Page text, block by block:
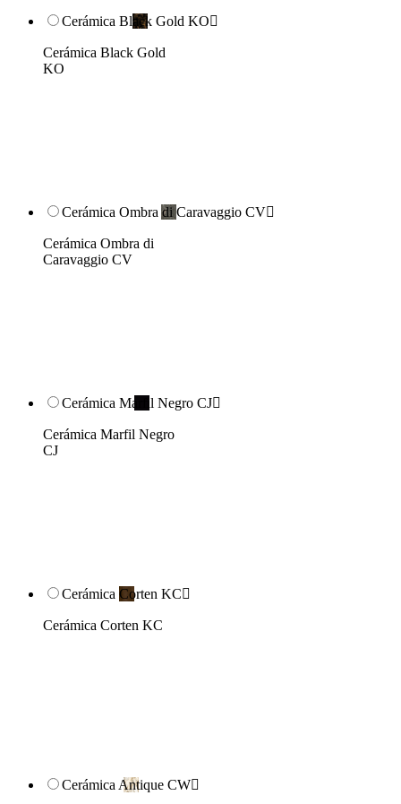
Cerámica Black Gold KO
Cerámica Black Gold
KO
Cerámica Ombra di Caravaggio CV
Cerámica Ombra di
Caravaggio CV
Cerámica Marfil Negro CJ
Cerámica Marfil Negro
CJ
Cerámica Corten KC
Cerámica Corten KC
Cerámica Antique CW